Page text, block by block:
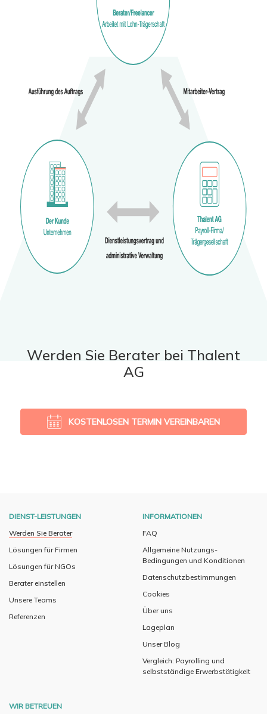
Werden Sie Berater bei Thalent
AG
KOSTENLOSEN TERMIN VEREINBAREN
DIENST-LEISTUNGEN
Werden Sie Berater
Lösungen für Firmen
Lösungen für NGOs
Berater einstellen
Unsere Teams
Referenzen
INFORMATIONEN
FAQ
Allgemeine Nutzungs-
Bedingungen und Konditionen
Datenschutzbestimmungen
Cookies
Über uns
Lageplan
Unser Blog
Vergleich: Payrolling und
selbstständige Erwerbstätigkeit
WIR BETREUEN